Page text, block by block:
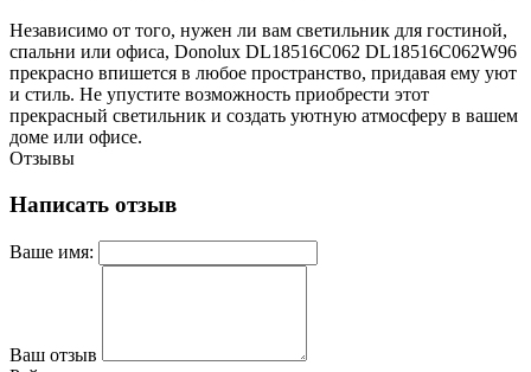
Независимо от того, нужен ли вам светильник для гостиной,
спальни или офиса, Donolux DL18516C062 DL18516C062W96
прекрасно впишется в любое пространство, придавая ему уют
и стиль. Не упустите возможность приобрести этот
прекрасный светильник и создать уютную атмосферу в вашем
доме или офисе.
Отзывы
Написать отзыв
Ваше имя:
Ваш отзыв